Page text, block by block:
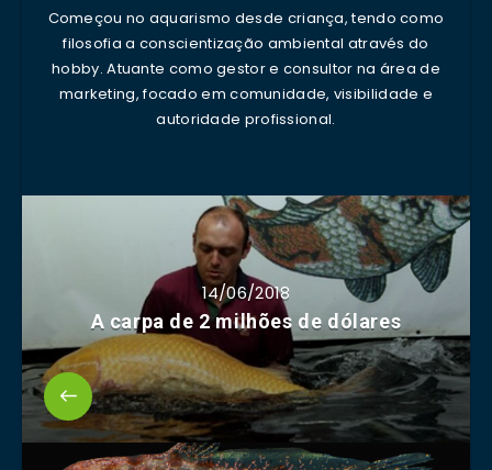
Começou no aquarismo desde criança, tendo como
filosofia a conscientização ambiental através do
hobby. Atuante como gestor e consultor na área de
marketing, focado em comunidade, visibilidade e
autoridade profissional.
14/06/2018
A carpa de 2 milhões de dólares